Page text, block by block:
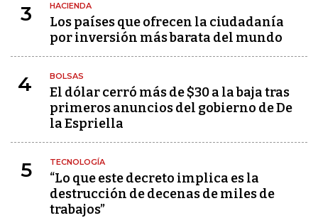
3 HACIENDA
Los países que ofrecen la ciudadanía
por inversión más barata del mundo
4 BOLSAS
El dólar cerró más de $30 a la baja tras
primeros anuncios del gobierno de De
la Espriella
5 TECNOLOGÍA
“Lo que este decreto implica es la
destrucción de decenas de miles de
trabajos”